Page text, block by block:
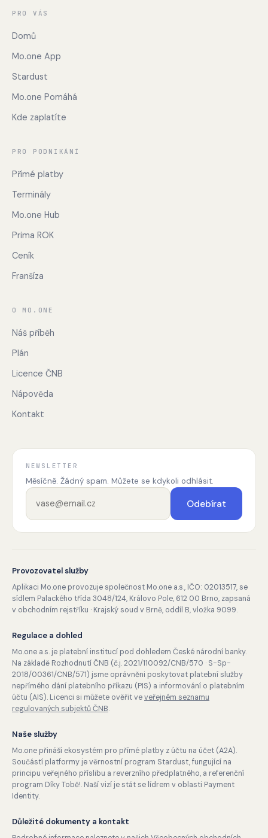
PRO VÁS
Domů
Mo.one App
Stardust
Mo.one Pomáhá
Kde zaplatíte
PRO PODNIKÁNÍ
Přímé platby
Terminály
Mo.one Hub
Prima ROK
Ceník
Franšíza
O MO.ONE
Náš příběh
Plán
Licence ČNB
Nápověda
Kontakt
NEWSLETTER
Měsíčně. Žádný spam. Můžete se kdykoli odhlásit.
Odebírat
Provozovatel služby
Aplikaci Mo.one provozuje společnost Mo.one a.s., IČO: 02013517, se
sídlem Palackého třída 3048/124, Královo Pole, 612 00 Brno, zapsaná
v obchodním rejstříku · Krajský soud v Brně, oddíl B, vložka 9099.
Regulace a dohled
Mo.one a.s. je platební institucí pod dohledem České národní banky.
Na základě Rozhodnutí ČNB (č.j. 2021/110092/CNB/570 · S-Sp-
2018/00361/CNB/571) jsme oprávněni poskytovat platební služby
nepřímého dání platebního příkazu (PIS) a informování o platebním
účtu (AIS). Licenci si můžete ověřit veveřejném seznamu
regulovaných subjektů ČNB.
Naše služby
Mo.one přináší ekosystém pro přímé platby z účtu na účet (A2A).
Součástí platformy je věrnostní program Stardust, fungující na
principu veřejného příslibu a reverzního předplatného, a referenční
program Díky Tobě!. Naší vizí je stát se lídrem v oblasti Payment
Identity.
Důležité dokumenty a kontakt